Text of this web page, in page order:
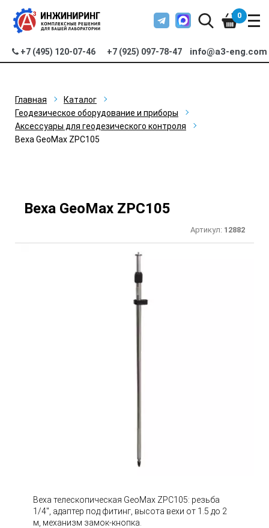
+7 (495) 120-07-46 +7 (925) 097-78-47 info@a3-eng.com
0
Главная
Каталог
Геодезическое оборудование и приборы
Аксессуары для геодезического контроля
Веха GeoMax ZPC105
Веха GeoMax ZPC105
Артикул: 12882
Веха телескопическая GeoMax ZPC105: резьба
1/4", адаптер под фитинг, высота вехи от 1.5 до 2
м, механизм замок-кнопка.